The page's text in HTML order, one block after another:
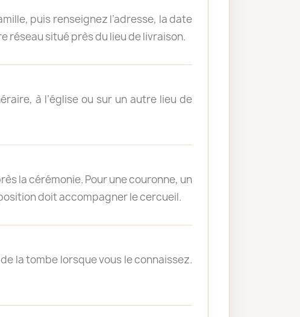
puis renseignez l’adresse, la date
réseau situé près du lieu de livraison.
à l’église ou sur un autre lieu de
la cérémonie. Pour une couronne, un
doit accompagner le cercueil.
la tombe lorsque vous le connaissez.